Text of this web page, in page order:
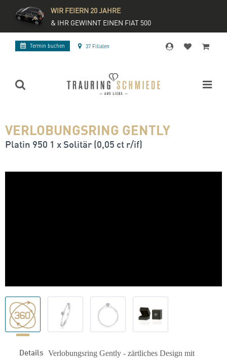
WIR FEIERN 20 JAHRE
& IHR GEWINNT EINEN FIAT 500
Termin buchen 37 Filialen
VERLOBUNGSRING GENTLY
Platin 950 1 x Solitär (0,05 ct r/if)
Details Verlobungsring Gently - zärtliches Design mit